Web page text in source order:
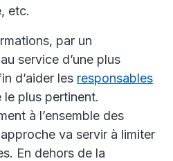
etc.
par un
service d’une plus
d’aider les responsables
le plus pertinent.
à l’ensemble des
va servir à limiter
En dehors de la